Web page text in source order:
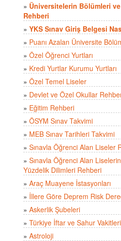
» Üniversitelerin Bölümleri ve
Rehberi
» YKS Sınav Giriş Belgesi
» Puanı Azalan Üniversite
» Özel Öğrenci Yurtları
» Kredi Yurtlar Kurumu Yurtları
» Özel Temel Liseler
» Devlet ve Özel Okullar
» Eğitim Rehberi
» ÖSYM Sınav Takvimi
» MEB Sınav Tarihleri Takvimi
» Sınavla Öğrenci Alan Liseler
» Sınavla Öğrenci Alan
Yüzdelik Dilimleri Rehberi
» Araç Muayene İstasyonları
» İllere Göre Deprem Risk
» Askerlik Şubeleri
» Türkiye İftar ve Sahur Vakitleri
» Astroloji